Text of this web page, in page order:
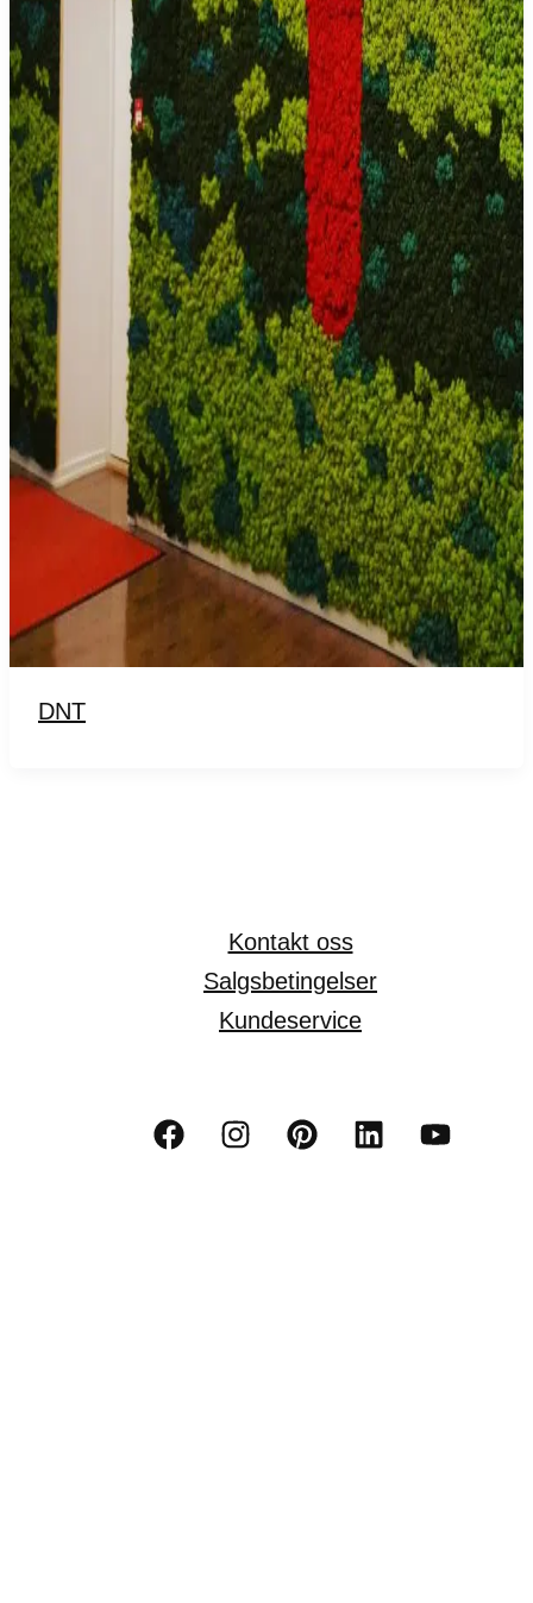
DNT
Kontakt oss
Salgsbetingelser
Kundeservice